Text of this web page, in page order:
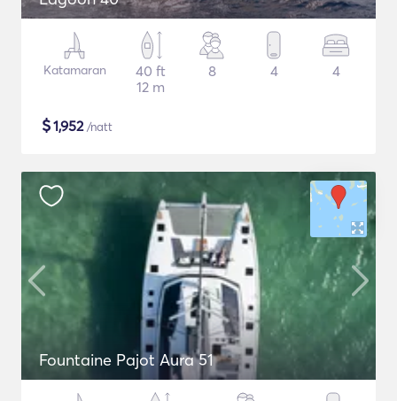
Katamaran
40 ft
12 m
8 4 4
$1,952/natt
Fountaine Pajot Aura 51